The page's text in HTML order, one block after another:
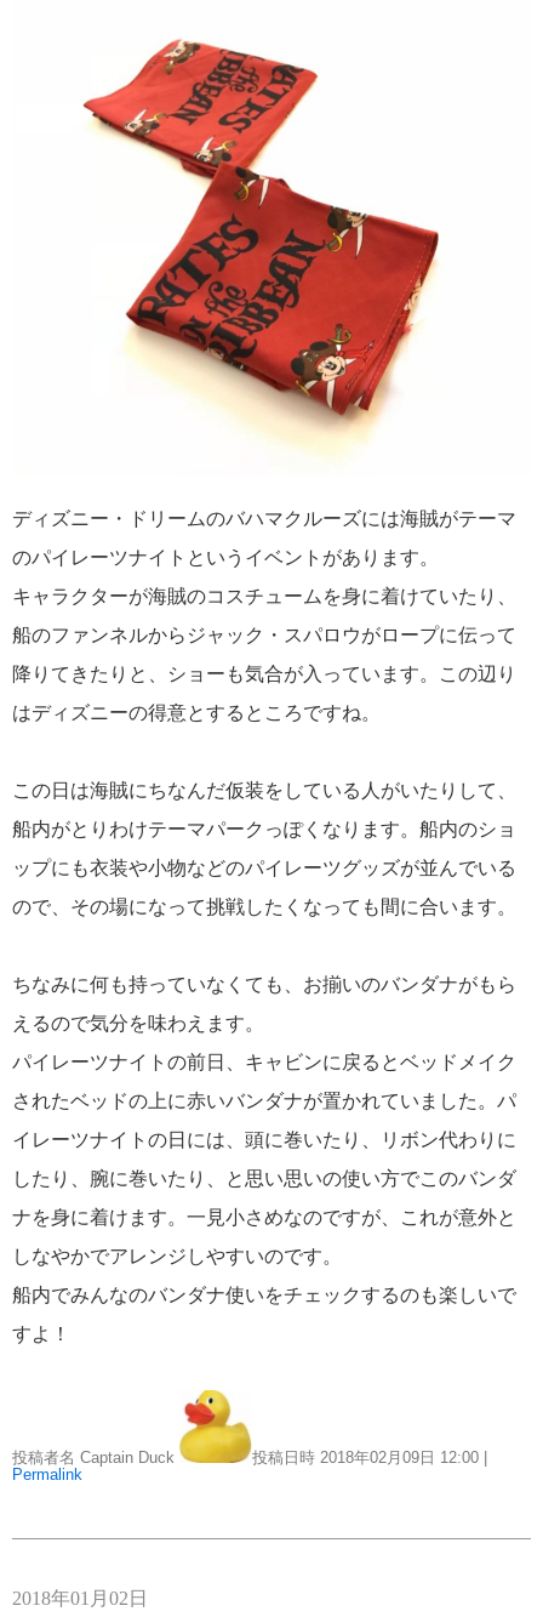
ディズニー・ドリームのバハマクルーズには海賊がテーマ
のパイレーツナイトというイベントがあります。
キャラクターが海賊のコスチュームを身に着けていたり、
船のファンネルからジャック・スパロウがロープに伝って
降りてきたりと、ショーも気合が入っています。この辺り
はディズニーの得意とするところですね。
この日は海賊にちなんだ仮装をしている人がいたりして、
船内がとりわけテーマパークっぽくなります。船内のショ
ップにも衣装や小物などのパイレーツグッズが並んでいる
ので、その場になって挑戦したくなっても間に合います。
ちなみに何も持っていなくても、お揃いのバンダナがもら
えるので気分を味わえます。
パイレーツナイトの前日、キャビンに戻るとベッドメイク
されたベッドの上に赤いバンダナが置かれていました。パ
イレーツナイトの日には、頭に巻いたり、リボン代わりに
したり、腕に巻いたり、と思い思いの使い方でこのバンダ
ナを身に着けます。一見小さめなのですが、これが意外と
しなやかでアレンジしやすいのです。
船内でみんなのバンダナ使いをチェックするのも楽しいで
すよ！
投稿者名 Captain Duck 投稿日時 2018年02月09日 12:00 |
Permalink
2018年01月02日